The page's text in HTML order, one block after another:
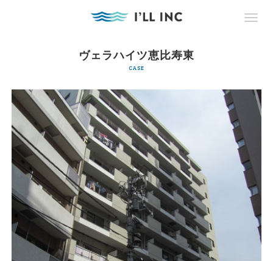
ヴェラハイツ恵比寿東
CASE